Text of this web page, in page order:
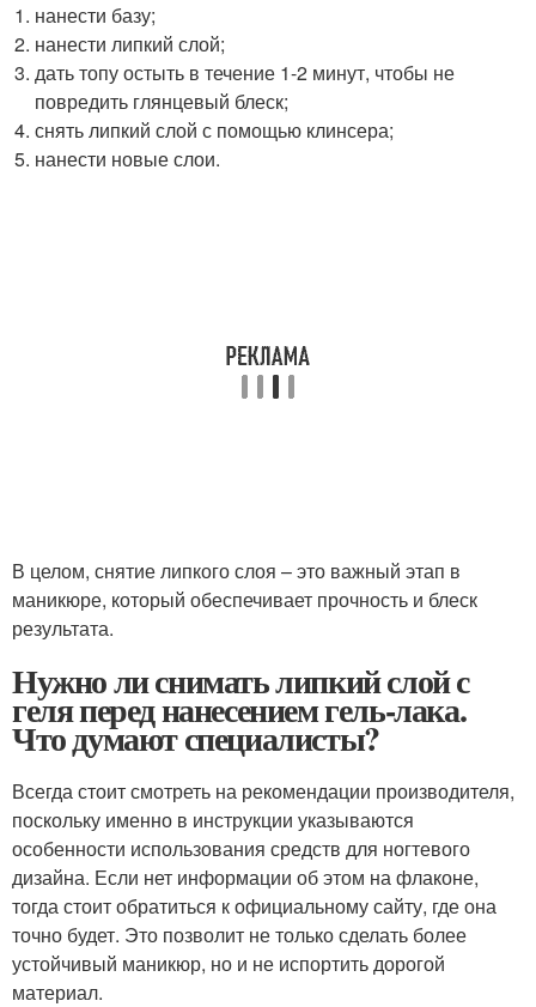
нанести базу;
нанести липкий слой;
дать топу остыть в течение 1-2 минут, чтобы не
повредить глянцевый блеск;
снять липкий слой с помощью клинсера;
нанести новые слои.
В целом, снятие липкого слоя – это важный этап в
маникюре, который обеспечивает прочность и блеск
результата.
Нужно ли снимать липкий слой с
геля перед нанесением гель-лака.
Что думают специалисты?
Всегда стоит смотреть на рекомендации производителя,
поскольку именно в инструкции указываются
особенности использования средств для ногтевого
дизайна. Если нет информации об этом на флаконе,
тогда стоит обратиться к официальному сайту, где она
точно будет. Это позволит не только сделать более
устойчивый маникюр, но и не испортить дорогой
материал.